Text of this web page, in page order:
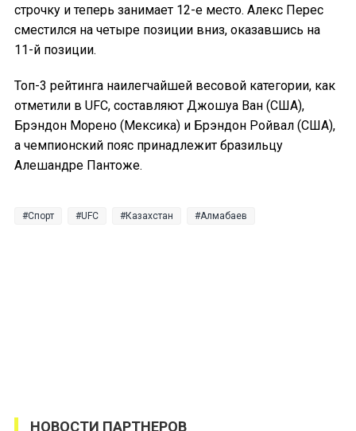
строчку и теперь занимает 12-е место. Алекс Перес
сместился на четыре позиции вниз, оказавшись на
11-й позиции.
Топ-3 рейтинга наилегчайшей весовой категории, как
отметили в UFC, составляют Джошуа Ван (США),
Брэндон Морено (Мексика) и Брэндон Ройвал (США),
а чемпионский пояс принадлежит бразильцу
Алешандре Пантоже.
Спорт UFC Казахстан Алмабаев
НОВОСТИ ПАРТНЕРОВ